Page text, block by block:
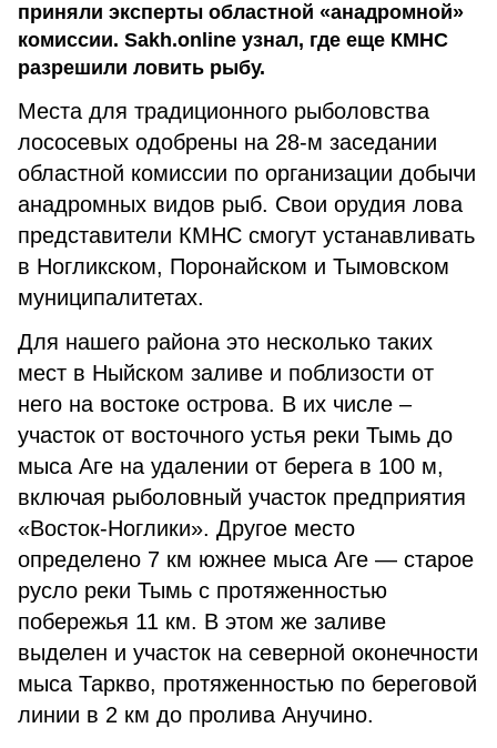
приняли эксперты областной «анадромной»
комиссии. Sakh.online узнал, где еще КМНС
разрешили ловить рыбу.
Места для традиционного рыболовства
лососевых одобрены на 28-м заседании
областной комиссии по организации добычи
анадромных видов рыб. Свои орудия лова
представители КМНС смогут устанавливать
в Ногликском, Поронайском и Тымовском
муниципалитетах.
Для нашего района это несколько таких
мест в Ныйском заливе и поблизости от
него на востоке острова. В их числе –
участок от восточного устья реки Тымь до
мыса Аге на удалении от берега в 100 м,
включая рыболовный участок предприятия
«Восток-Ноглики». Другое место
определено 7 км южнее мыса Аге — старое
русло реки Тымь с протяженностью
побережья 11 км. В этом же заливе
выделен и участок на северной оконечности
мыса Таркво, протяженностью по береговой
линии в 2 км до пролива Анучино.